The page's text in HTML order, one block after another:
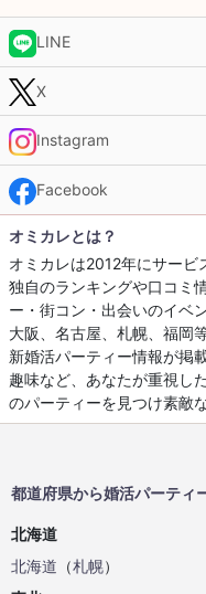
LINE
X
Instagram
Facebook
オミカレとは？
オミカレは2012年にサービ
独自のランキングや口コミ
ー・街コン・出会いのイベ
大阪、名古屋、札幌、福岡
新婚活パーティー情報が掲
趣味など、あなたが重視し
のパーティーを見つけ素敵
都道府県から婚活パーティ
北海道
北海道 （札幌）